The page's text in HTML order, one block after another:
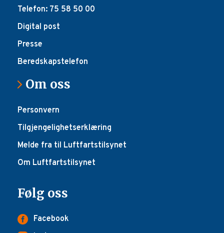
Telefon: 75 58 50 00
Digital post
Presse
Beredskapstelefon
Om oss
Personvern
Tilgjengelighetserklæring
Melde fra til Luftfartstilsynet
Om Luftfartstilsynet
Følg oss
Facebook